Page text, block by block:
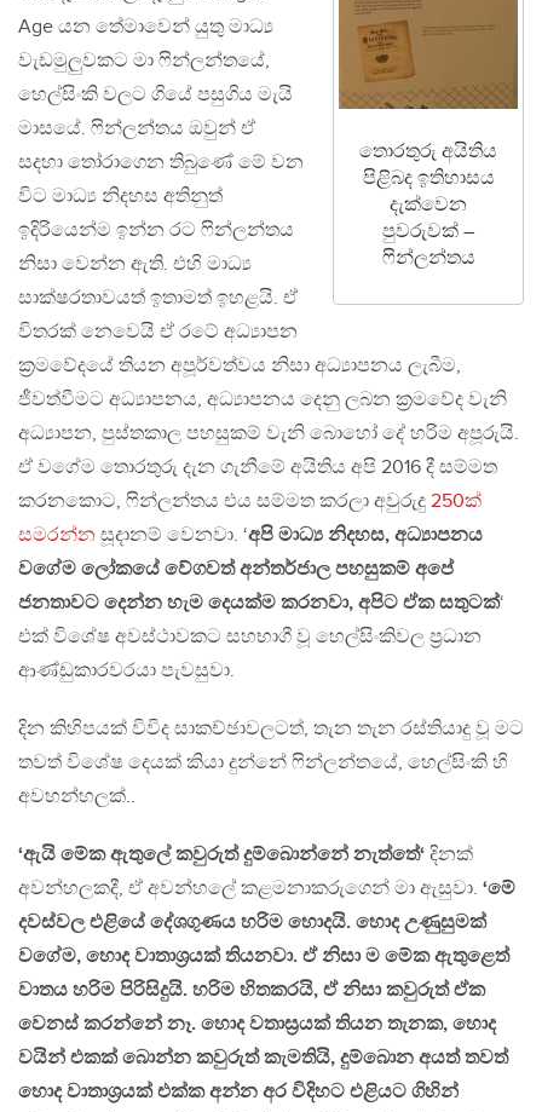
තොරතුරු අයිතිය
පිළිබද ඉතිහාසය
දැක්වෙන
පුවරුවක් –
ෆින්ලන්තය
Age යන තේමාවෙන් යුතු මාධ්‍ය
වැඩමුලුවකට මා ෆින්ලන්තයේ,
හෙල්සිංකි වලට ගියේ පසුගිය මැයි
මාසයේ. ෆින්ලන්තය ඔවුන් ඒ
සදහා තෝරාගෙන තිබුණේ මේ වන
විට මාධ්‍ය නිදහස අතිනුත්
ඉදිරියෙන්ම ඉන්න රට ෆින්ලන්තය
නිසා වෙන්න ඇති. එහි මාධ්‍ය
සාක්ෂරතාවයත් ඉතාමත් ඉහළයි. ඒ
විතරක් නෙවෙයි ඒ රටේ අධ්‍යාපන
ක්‍රමවේදයේ තියන අපූර්වත්වය නිසා අධ්‍යාපනය ලැබීම,
ජීවත්වීමට අධ්‍යාපනය, අධ්‍යාපනය දෙනු ලබන ක්‍රමවේද වැනි
අධ්‍යාපන, පුස්තකාල පහසුකම් වැනි බොහෝ දේ හරිම අපූරුයි.
ඒ වගේම තොරතුරු දැන ගැනීමේ අයිතිය අපි 2016 දී සම්මත
කරනකොට, ෆින්ලන්තය එය සම්මත කරලා අවුරුදු 250ක්
සමරන්න සූදානම් වෙනවා. ‘අපි මාධ්‍ය නිදහස, අධ්‍යාපනය
වගේම ලෝකයේ වේගවත් අන්තර්ජාල පහසුකම් අපේ
ජනතාවට දෙන්න හැම දෙයක්ම කරනවා, අපිට ඒක සතුටක්‘
එක් විශේෂ අවස්ථාවකට සහභාගී වූ හෙල්සිංකිවල ප්‍රධාන
ආණ්ඩුකාරවරයා පැවසුවා.
දින කිහිපයක් විවිද සාකච්ඡාවලටත්, තැන තැන රස්තියාදු වූ මට
තවත් විශේෂ දෙයක් කියා දුන්නේ ෆින්ලන්තයේ, හෙල්සිංකි හි
අවහන්හලක්..
‘ඇයි මේක ඇතුලේ කවුරුත් දුම්බොන්නේ නැත්තේ‘ දිනක්
අවන්හලකදී, ඒ අවන්හලේ කළමනාකරුගෙන් මා ඇසුවා. ‘මේ
දවස්වල එළියේ දේශගුණය හරිම හොදයි. හොද උණුසුමක්
වගේම, හොද වාතාශ්‍රයක් තියනවා. ඒ නිසා ම මේක ඇතුළෙත්
වාතය හරිම පිරිසිදුයි. හරිම හිතකරයි, ඒ නිසා කවුරුත් ඒක
වෙනස් කරන්නේ නෑ. හොද වතාස්‍රයක් තියන තැනක, හොද
වයින් එකක් බොන්න කවුරුත් කැමතියි, දුම්බොන අයත් තවත්
හොද වාතාශ්‍රයක් එක්ක අන්න අර විදිහට එළියට ගිහින්